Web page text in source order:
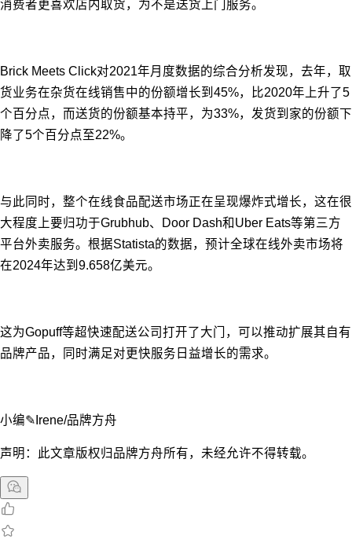
消费者更喜欢店内取货，为不是送货上门服务。
Brick Meets Click对2021年月度数据的综合分析发现，去年，取
货业务在杂货在线销售中的份额增长到45%，比2020年上升了5
个百分点，而送货的份额基本持平，为33%，发货到家的份额下
降了5个百分点至22%。
与此同时，整个在线食品配送市场正在呈现爆炸式增长，这在很
大程度上要归功于Grubhub、Door Dash和Uber Eats等第三方
平台外卖服务。根据Statista的数据，预计全球在线外卖市场将
在2024年达到9.658亿美元。
这为Gopuff等超快速配送公司打开了大门，可以推动扩展其自有
品牌产品，同时满足对更快服务日益增长的需求。
小编✎Irene/品牌方舟
声明：此文章版权归品牌方舟所有，未经允许不得转载。